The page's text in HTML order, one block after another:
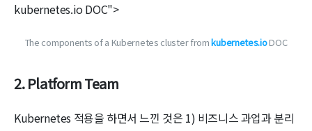
kubernetes.io DOC">
The components of a Kubernetes cluster fromkubernetes.ioDOC
2. Platform Team
Kubernetes 적용을 하면서 느낀 것은 1) 비즈니스 과업과 분리